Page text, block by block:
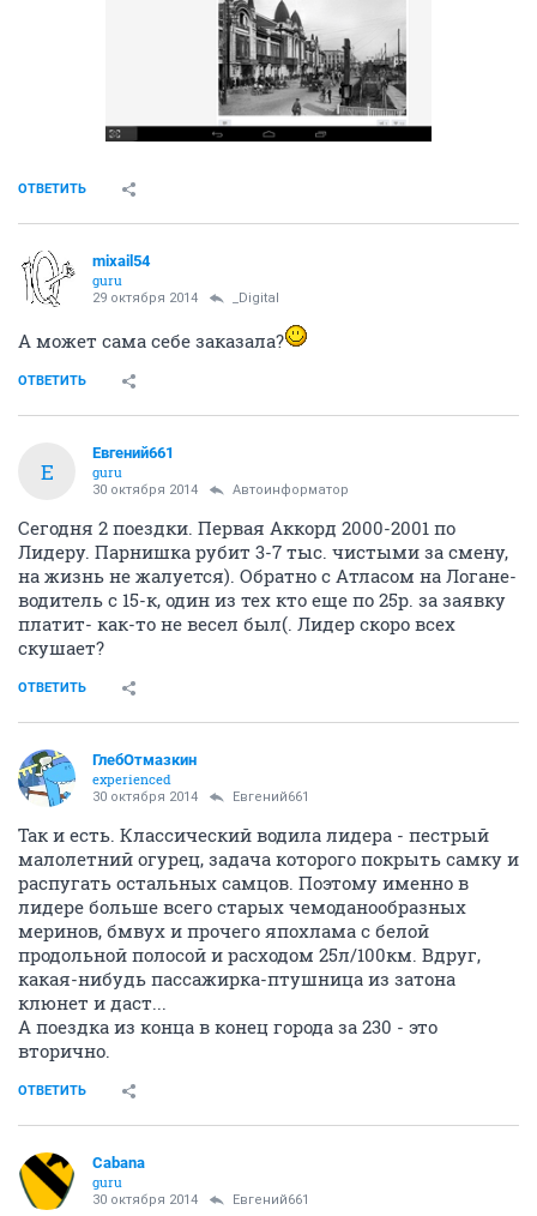
ОТВЕТИТЬ
mixail54
guru
29 октября 2014 _Digital
А может сама себе заказала?
ОТВЕТИТЬ
Е
Евгений661
guru
30 октября 2014 Автоинформатор
Сегодня 2 поездки. Первая Аккорд 2000-2001 по
Лидеру. Парнишка рубит 3-7 тыс. чистыми за смену,
на жизнь не жалуется). Обратно с Атласом на Логане-
водитель с 15-к, один из тех кто еще по 25р. за заявку
платит- как-то не весел был(. Лидер скоро всех
скушает?
ОТВЕТИТЬ
ГлебОтмазкин
experienced
30 октября 2014 Евгений661
Так и есть. Классический водила лидера - пестрый
малолетний огурец, задача которого покрыть самку и
распугать остальных самцов. Поэтому именно в
лидере больше всего старых чемоданообразных
меринов, бмвух и прочего япохлама с белой
продольной полосой и расходом 25л/100км. Вдруг,
какая-нибудь пассажирка-птушница из затона
клюнет и даст...
А поездка из конца в конец города за 230 - это
вторично.
ОТВЕТИТЬ
Cabana
guru
30 октября 2014 Евгений661